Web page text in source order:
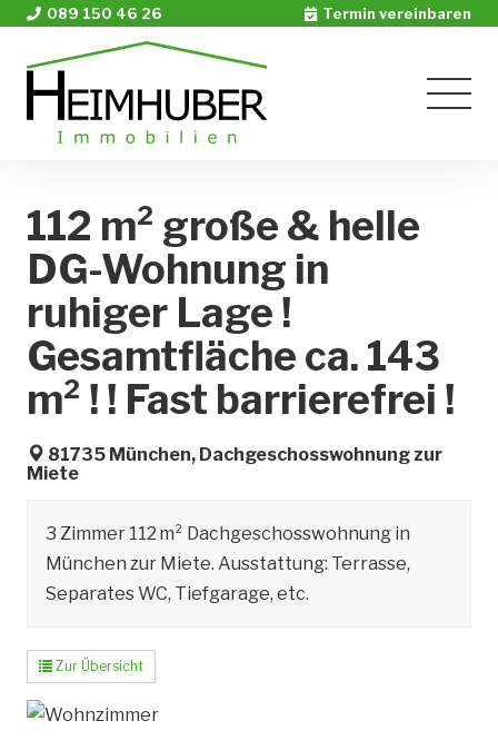
089 150 46 26 Termin vereinbaren
112 m² große & helle
DG-Wohnung in
ruhiger Lage !
Gesamtfläche ca. 143
m² ! ! Fast barrierefrei !
81735 München, Dachgeschosswohnung zur
Miete
3 Zimmer 112 m² Dachgeschosswohnung in
München zur Miete. Ausstattung: Terrasse,
Separates WC, Tiefgarage, etc.
Zur Übersicht